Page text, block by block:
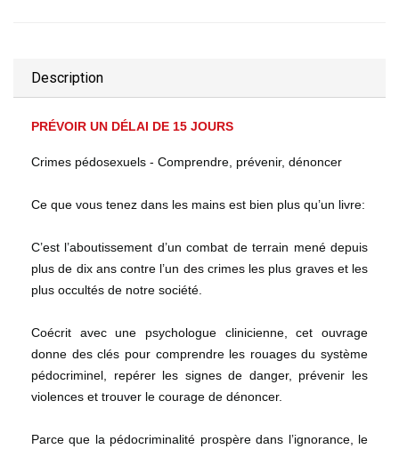
Description
PRÉVOIR UN DÉLAI DE 15 JOURS
Crimes pédosexuels - Comprendre, prévenir, dénoncer
Ce que vous tenez dans les mains est bien plus qu’un livre:
C’est l’aboutissement d’un combat de terrain mené depuis
plus de dix ans contre l’un des crimes les plus graves et les
plus occultés de notre société.
Coécrit avec une psychologue clinicienne, cet ouvrage
donne des clés pour comprendre les rouages du système
pédocriminel, repérer les signes de danger, prévenir les
violences et trouver le courage de dénoncer.
Parce que la pédocriminalité prospère dans l’ignorance, le